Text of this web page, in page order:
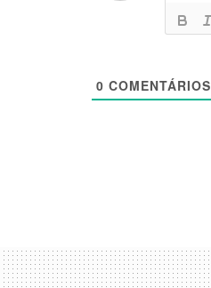
0 COMENTÁRIOS